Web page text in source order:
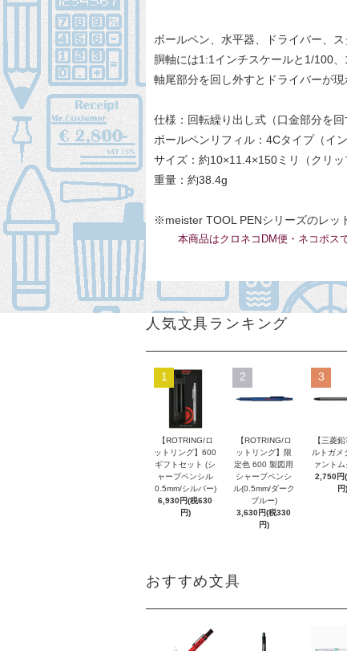
ボールペン、水平器、ドライバー、
胴軸には1:1インチスケールと1/100
軸尾部分を回し外すとドライバーが
仕様：回転繰り出し式（口金部分を
ボールペンリフィル：4Cタイプ（イ
サイズ：約10×11.4×150ミリ（クリッ
重量：約38.4g
※meister TOOL PENシリーズのレッ
本商品はクロネコDM便・ネコポス
人気文具ランキング
1
【ROTRING/ロ
ットリング】600
ギフトセット (シ
ャープペンシル
0.5mm/シルバー)
6,930円(税630
円)
2
【ROTRING/ロ
ットリング】限
定色 600 製図用
シャープペンシ
ル(0.5mm/ダーク
ブルー)
3,630円(税330
円)
3
【三菱
ルトガメ
ァント
2,750円
円)
おすすめ文具